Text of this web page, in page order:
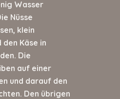
Wasser
Nüsse
klein
den Käse in
Die
auf einer
und darauf den
Den übrigen